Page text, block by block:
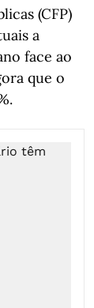
(CFP)
a
face ao
que o